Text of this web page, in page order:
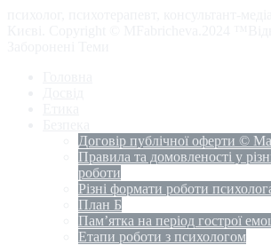
Договір публічної оферти ©
Правила та домовленості у
роботи
Різні формати роботи
План Б
Пам’ятка на період гострої
Етапи роботи з психологом